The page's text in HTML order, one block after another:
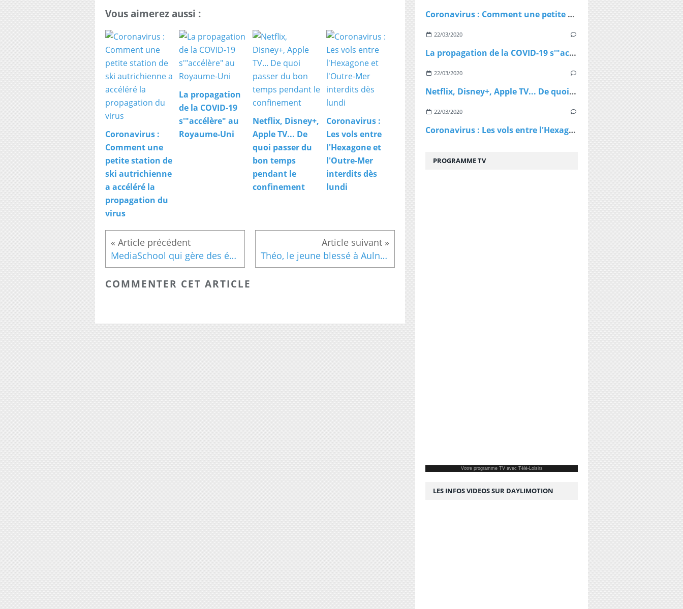
Vous aimerez aussi :
Coronavirus :
Comment une
petite station de
ski autrichienne
a accéléré la
propagation du
virus
La propagation
de la COVID-19
s'"accélère" au
Royaume-Uni
Netflix, Disney+,
Apple TV... De
quoi passer du
bon temps
pendant le
confinement
Coronavirus :
Les vols entre
l'Hexagone et
l'Outre-Mer
interdits dès
lundi
MediaSchool qui gère des écoles spécialisées dans la communication et détient le mensuel CB News va racheter le magazine Stratégies Théo, le jeune blessé à Aulnay en 2017, et cinq proches en garde à vue pour escroquerie
COMMENTER CET ARTICLE
Coronavirus : Comment une petite station de ski autrichienne a accéléré la propagation du virus
22/03/2020
La propagation de la COVID-19 s'"accélère" au Royaume-Uni
22/03/2020
Netflix, Disney+, Apple TV... De quoi passer du bon temps pendant le confinement
22/03/2020
Coronavirus : Les vols entre l'Hexagone et l'Outre-Mer interdits dès lundi
PROGRAMME TV
Votre programme TVavec Télé-Loisirs
LES INFOS VIDEOS SUR DAYLIMOTION